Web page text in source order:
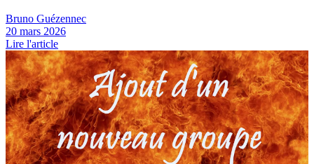
Bruno Guézennec
20 mars 2026
Lire l'article